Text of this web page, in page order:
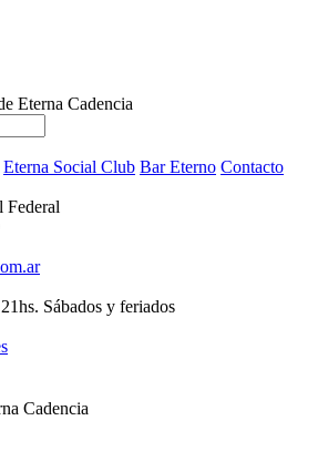
Eterna Cadencia
Eterna Social Club Bar Eterno Contacto
Federal
Sábados y feriados
Cadencia